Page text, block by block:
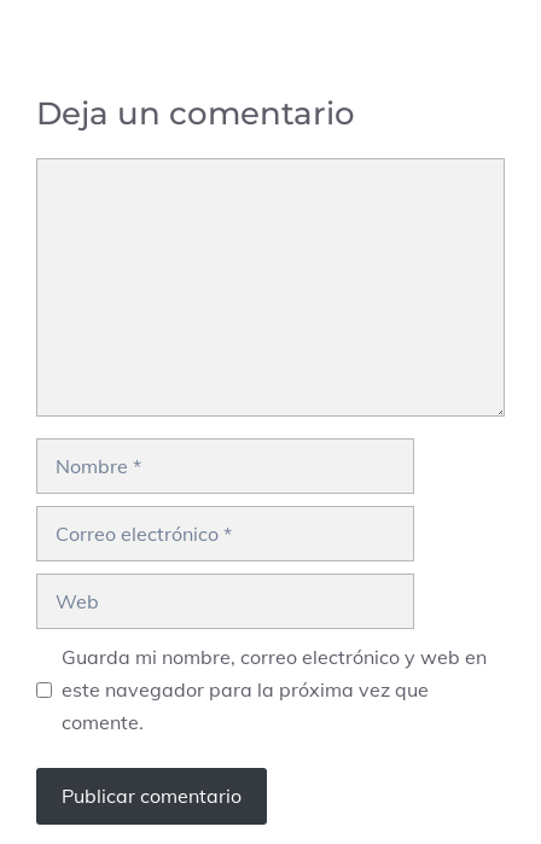
Deja un comentario
Guarda mi nombre, correo electrónico y web en
este navegador para la próxima vez que
comente.